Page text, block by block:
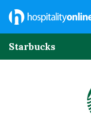
Starbucks